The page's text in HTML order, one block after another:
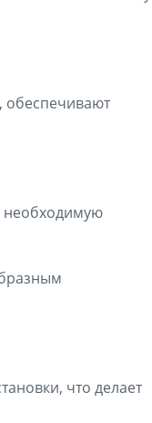
обеспечивают
необходимую
что делает